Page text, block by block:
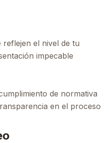
reflejen el nivel de tu
impecable
de normativa
en el proceso